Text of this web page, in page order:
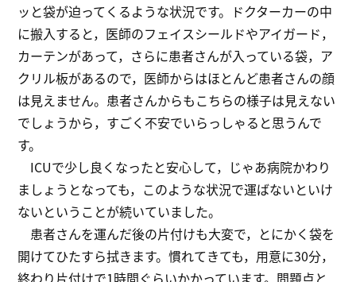
ッと袋が迫ってくるような状況です。ドクターカーの中
に搬入すると，医師のフェイスシールドやアイガード，
カーテンがあって，さらに患者さんが入っている袋，ア
クリル板があるので，医師からはほとんど患者さんの顔
は見えません。患者さんからもこちらの様子は見えない
でしょうから，すごく不安でいらっしゃると思うんで
す。
ICUで少し良くなったと安心して，じゃあ病院かわり
ましょうとなっても，このような状況で運ばないといけ
ないということが続いていました。
患者さんを運んだ後の片付けも大変で，とにかく袋を
開けてひたすら拭きます。慣れてきても，用意に30分，
終わり片付けで1時間ぐらいかかっています。問題点と